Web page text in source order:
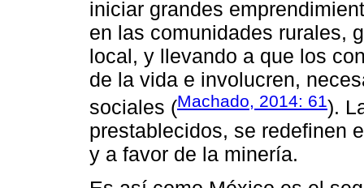
iniciar grandes
en las comunidades rurales,
local, y llevando a que los
de la vida e involucren,
sociales (Machado, 2014: 61).
prestablecidos, se redefinen
y a favor de la minería.